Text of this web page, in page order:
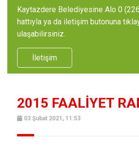
Kaytazdere Belediyesine Alo 0
hattıyla ya da iletişim butonuna
ulaşabilirsiniz.
İletişim
2015 FAALİYET
03 Şubat 2021, 11:53